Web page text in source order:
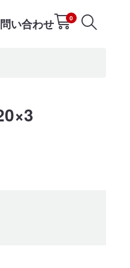
い合わせ 0